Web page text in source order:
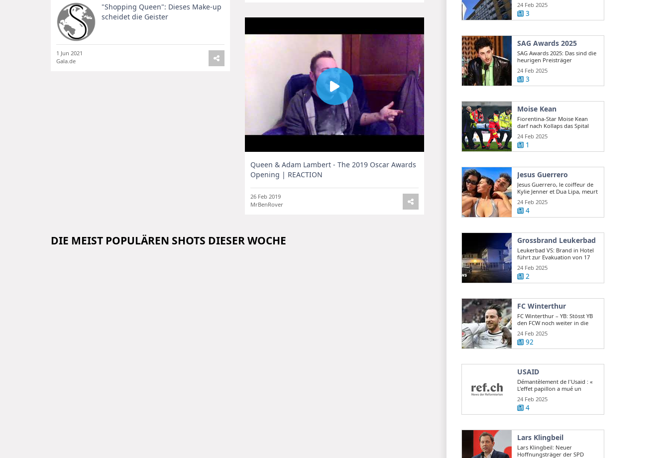
"Shopping Queen": Dieses Make-up
scheidet die Geister
1 Jun 2021
Gala.de
Queen & Adam Lambert - The 2019 Oscar Awards
Opening | REACTION
26 Feb 2019
MrBenRover
DIE MEIST POPULÄREN SHOTS DIESER WOCHE
24 Feb 2025
3
SAG Awards 2025
SAG Awards 2025: Das sind die
heurigen Preisträger
24 Feb 2025
3
Moise Kean
Fiorentina-Star Moise Kean
darf nach Kollaps das Spital
verlassen
24 Feb 2025
1
Jesus Guerrero
Jesus Guerrero, le coiffeur de
Kylie Jenner et Dua Lipa, meurt
...24 Feb 2025
4
Grossbrand Leukerbad
Leukerbad VS: Brand in Hotel
führt zur Evakuation von 17
Gästen
24 Feb 2025
2
FC Winterthur
FC Winterthur – YB: Stösst YB
den FCW noch weiter in die
Krise?
24 Feb 2025
92
USAID
Démantèlement de l'Usaid : «
L'effet papillon a mué un
scandale d ...
24 Feb 2025
4
Lars Klingbeil
Lars Klingbeil: Neuer
Hoffnungsträger der SPD